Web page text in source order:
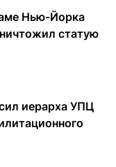
Нью-Йорка
статую
иерарха УПЦ